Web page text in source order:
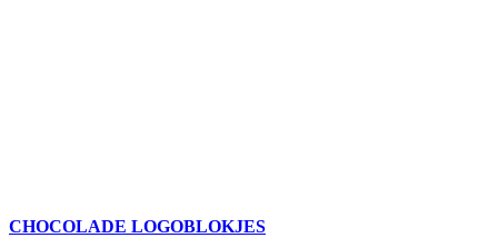
CHOCOLADE LOGOBLOKJES